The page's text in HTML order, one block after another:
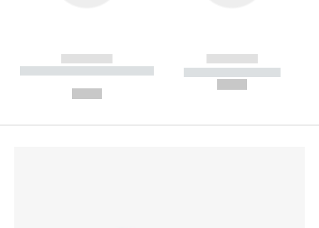
------------
----------- ----------- --------
------------
----------- -----------